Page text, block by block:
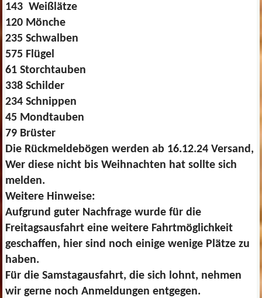
143 Weißlätze
120 Mönche
235 Schwalben
575 Flügel
61 Storchtauben
338 Schilder
234 Schnippen
45 Mondtauben
79 Brüster
Die Rückmeldebögen werden ab 16.12.24 Versand,
Wer diese nicht bis Weihnachten hat sollte sich
melden.
Weitere Hinweise:
Aufgrund guter Nachfrage wurde für die
Freitagsausfahrt eine weitere Fahrtmöglichkeit
geschaffen, hier sind noch einige wenige Plätze zu
haben.
Für die Samstagausfahrt, die sich lohnt, nehmen
wir gerne noch Anmeldungen entgegen.